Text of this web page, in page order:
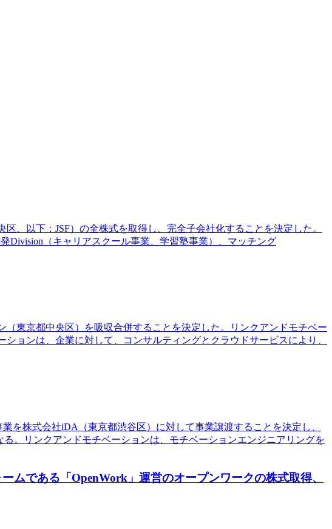
、以下：JSF）の全株式を取得し、完全子会社化することを決定した。
Division（キャリアスクール事業、学習塾事業）、マッチング
東京都中央区）を吸収合併することを決定した。リンクアンドモチベー
ョンは、企業に対して、コンサルティングとクラウドサービスにより、
を株式会社iDA（東京都渋谷区）に対して事業譲渡することを決定し、
。リンクアンドモチベーションは、モチベーションエンジニアリングを
ムである「OpenWork」運営のオープンワークの株式取得、